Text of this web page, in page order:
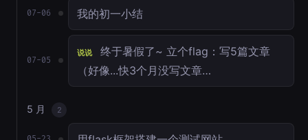
07-06 我的初一小结
07-05
说说
终于暑假了~ 立个flag：写5篇文章
（好像...快3个月没写文章…
5 月 2